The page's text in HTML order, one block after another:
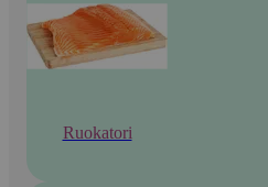
Ruokatori